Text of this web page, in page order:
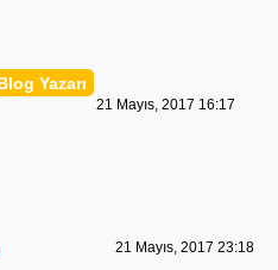
21 Mayıs, 2017 16:17
21 Mayıs, 2017 23:18